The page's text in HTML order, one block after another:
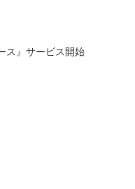
ス』サービス開始